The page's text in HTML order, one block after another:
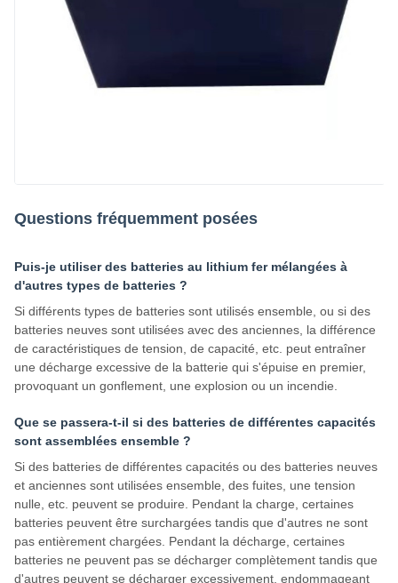
Questions fréquemment posées
Puis-je utiliser des batteries au lithium fer mélangées à
d'autres types de batteries ?
Si différents types de batteries sont utilisés ensemble, ou si des
batteries neuves sont utilisées avec des anciennes, la différence
de caractéristiques de tension, de capacité, etc. peut entraîner
une décharge excessive de la batterie qui s'épuise en premier,
provoquant un gonflement, une explosion ou un incendie.
Que se passera-t-il si des batteries de différentes capacités
sont assemblées ensemble ?
Si des batteries de différentes capacités ou des batteries neuves
et anciennes sont utilisées ensemble, des fuites, une tension
nulle, etc. peuvent se produire. Pendant la charge, certaines
batteries peuvent être surchargées tandis que d'autres ne sont
pas entièrement chargées. Pendant la décharge, certaines
batteries ne peuvent pas se décharger complètement tandis que
d'autres peuvent se décharger excessivement, endommageant